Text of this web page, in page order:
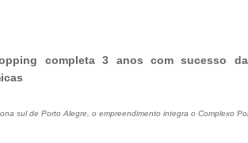
completa 3 anos com sucesso
sul de Porto Alegre, o empreendimento integra o Complexo